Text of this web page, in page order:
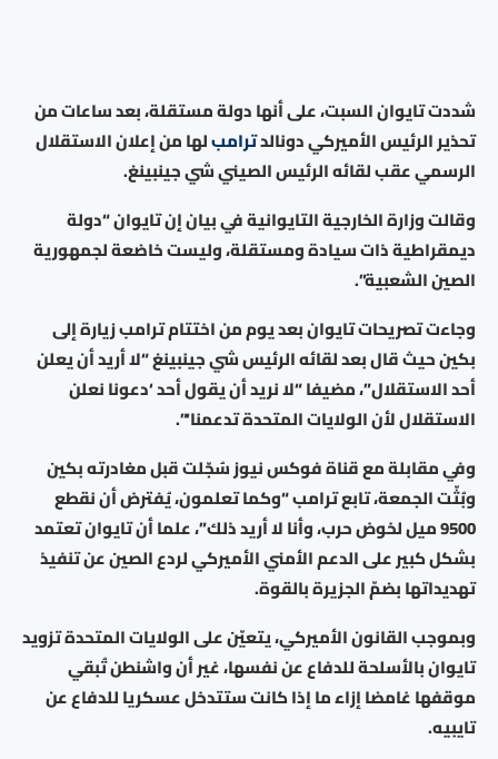
شددت تايوان السبت، على أنها دولة مستقلة، بعد ساعات من
تحذير الرئيس الأميركي دونالدترامبلها من إعلان الاستقلال
الرسمي عقب لقائه الرئيس الصيني شي جينبينغ.
وقالت وزارة الخارجية التايوانية في بيان إن تايوان “دولة
ديمقراطية ذات سيادة ومستقلة، وليست خاضعة لجمهورية
الصين الشعبية”.
وجاءت تصريحات تايوان بعد يوم من اختتام ترامب زيارة إلى
بكين حيث قال بعد لقائه الرئيس شي جينبينغ “لا أريد أن يعلن
أحد الاستقلال”، مضيفا “لا نريد أن يقول أحد ‘دعونا نعلن
الاستقلال لأن الولايات المتحدة تدعمنا‘”.
وفي مقابلة مع قناة فوكس نيوز سُجّلت قبل مغادرته بكين
وبُثّت الجمعة، تابع ترامب “وكما تعلمون، يُفترض أن نقطع
9500 ميل لخوض حرب، وأنا لا أريد ذلك”، علما أن تايوان تعتمد
بشكل كبير على الدعم الأمني الأميركي لردع الصين عن تنفيذ
تهديداتها بضمّ الجزيرة بالقوة.
وبموجب القانون الأميركي، يتعيّن على الولايات المتحدة تزويد
تايوان بالأسلحة للدفاع عن نفسها، غير أن واشنطن تُبقي
موقفها غامضا إزاء ما إذا كانت ستتدخل عسكريا للدفاع عن
تايبيه.